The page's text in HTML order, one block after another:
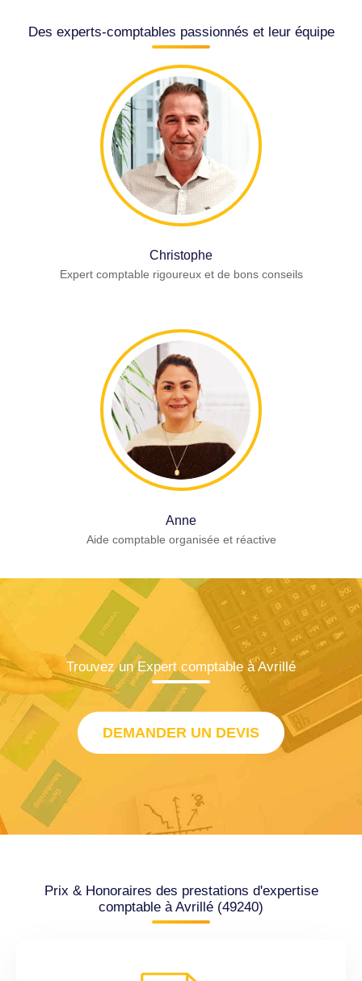
Des experts-comptables passionnés et leur équipe
Christophe
Expert comptable rigoureux et de bons conseils
Anne
Aide comptable organisée et réactive
Trouvez un Expert comptable à Avrillé
DEMANDER UN DEVIS
Prix & Honoraires des prestations d'expertise
comptable à Avrillé (49240)